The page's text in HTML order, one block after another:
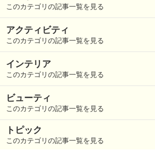
このカテゴリの記事一覧を見る
アクティビティ
このカテゴリの記事一覧を見る
インテリア
このカテゴリの記事一覧を見る
ビューティ
このカテゴリの記事一覧を見る
トピック
このカテゴリの記事一覧を見る